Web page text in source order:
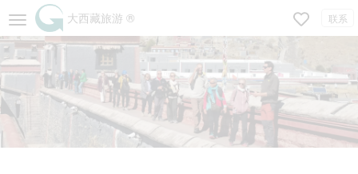
大西藏旅游 ® 联系